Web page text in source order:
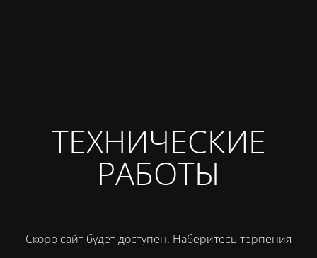
ТЕХНИЧЕСКИЕ
РАБОТЫ
Скоро сайт будет доступен. Наберитесь терпения